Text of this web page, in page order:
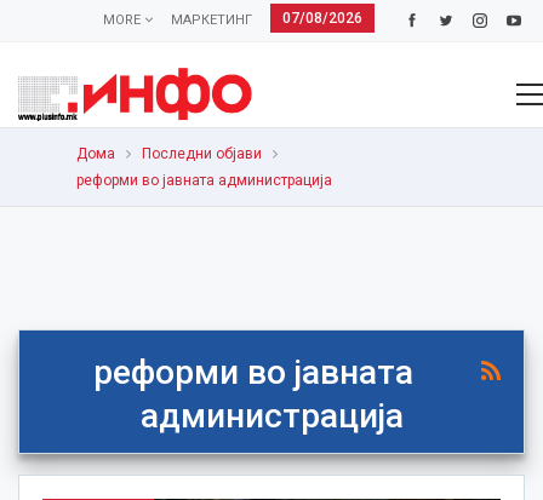
07/08/2026
МАРКЕТИНГ
MORE
Дома
Последни објави
реформи во јавната администрација
реформи во јавната
администрација